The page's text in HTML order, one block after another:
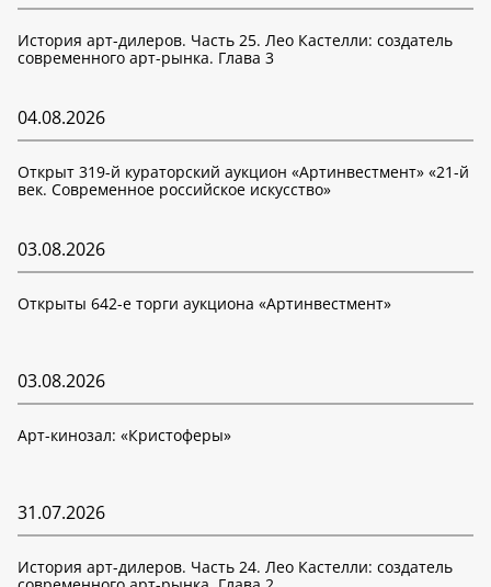
История арт-дилеров. Часть 25. Лео Кастелли: создатель
современного арт-рынка. Глава 3
04.08.2026
Открыт 319-й кураторский аукцион «Артинвестмент» «21-й
век. Современное российское искусство»
03.08.2026
Открыты 642-е торги аукциона «Артинвестмент»
03.08.2026
Арт-кинозал: «Кристоферы»
31.07.2026
История арт-дилеров. Часть 24. Лео Кастелли: создатель